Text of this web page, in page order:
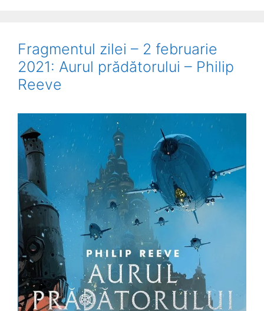
Fragmentul zilei – 2 februarie
2021: Aurul prădătorului – Philip
Reeve